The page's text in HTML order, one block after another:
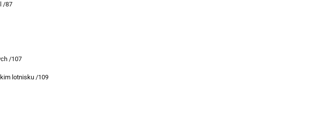
/87
/107
lotnisku /109